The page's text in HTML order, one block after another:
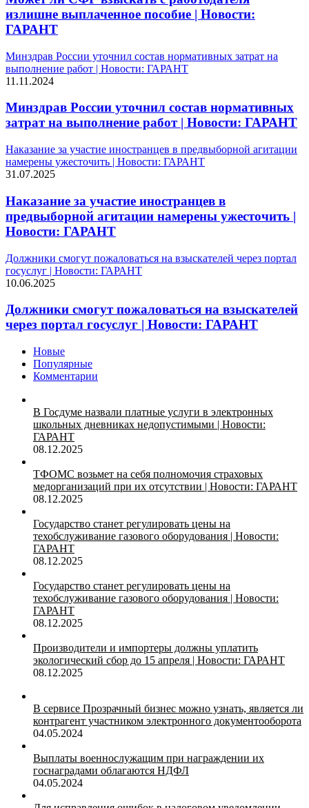
излишне выплаченное пособие | Новости:
ГАРАНТ
Минздрав России уточнил состав нормативных затрат на
выполнение работ | Новости: ГАРАНТ
11.11.2024
Минздрав России уточнил состав нормативных
затрат на выполнение работ | Новости: ГАРАНТ
Наказание за участие иностранцев в предвыборной агитации
намерены ужесточить | Новости: ГАРАНТ
31.07.2025
Наказание за участие иностранцев в
предвыборной агитации намерены ужесточить |
Новости: ГАРАНТ
Должники смогут пожаловаться на взыскателей через портал
госуслуг | Новости: ГАРАНТ
10.06.2025
Должники смогут пожаловаться на взыскателей
через портал госуслуг | Новости: ГАРАНТ
Новые
Популярные
Комментарии
В Госдуме назвали платные услуги в электронных
школьных дневниках недопустимыми | Новости:
ГАРАНТ
08.12.2025
ТФОМС возьмет на себя полномочия страховых
медорганизаций при их отсутствии | Новости: ГАРАНТ
08.12.2025
Государство станет регулировать цены на
техобслуживание газового оборудования | Новости:
ГАРАНТ
08.12.2025
Государство станет регулировать цены на
техобслуживание газового оборудования | Новости:
ГАРАНТ
08.12.2025
Производители и импортеры должны уплатить
экологический сбор до 15 апреля | Новости: ГАРАНТ
08.12.2025
В сервисе Прозрачный бизнес можно узнать, является ли
контрагент участником электронного документооборота
04.05.2024
Выплаты военнослужащим при награждении их
госнаградами облагаются НДФЛ
04.05.2024